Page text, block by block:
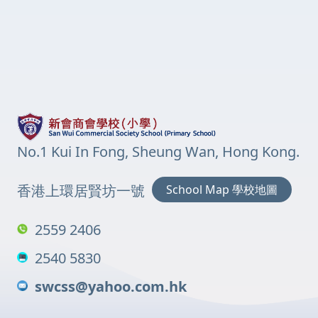
No.1 Kui In Fong, Sheung Wan, Hong Kong.
香港上環居賢坊一號 School Map 學校地圖
2559 2406
2540 5830
swcss@yahoo.com.hk